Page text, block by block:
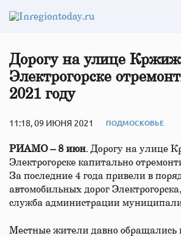
Дорогу на улице
Электрогорске
2021 году
11:18, 09 ИЮНЯ 2021 ПОДМОСКОВЬЕ
РИАМО – 8 июн. Дорогу на улице
Электрогорске капитально
За последние 4 года привели в
автомобильных дорог
служба администрации
Местные жители давно обращались